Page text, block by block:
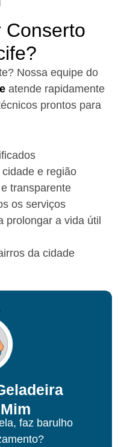
Conserto
Nossa equipe do
atende rapidamente
prontos para
e região
transparente
os serviços
prolongar a vida útil
da cidade
faz barulho